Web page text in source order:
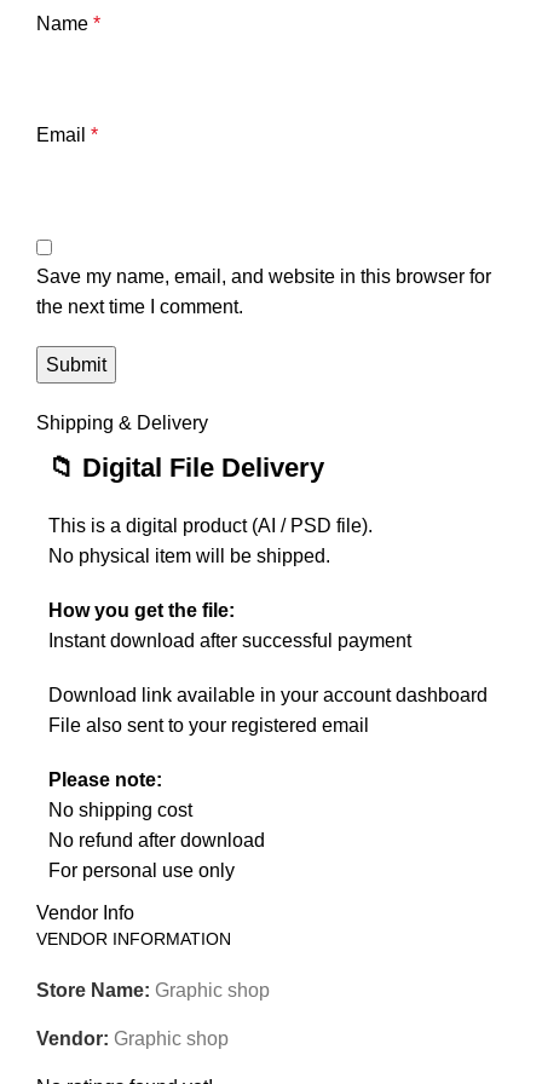
Name *
Email *
Save my name, email, and website in this browser for
the next time I comment.
Shipping & Delivery
📁 Digital File Delivery
This is a digital product (AI / PSD file).
No physical item will be shipped.
How you get the file:
Instant download after successful payment
Download link available in your account dashboard
File also sent to your registered email
Please note:
No shipping cost
No refund after download
For personal use only
Vendor Info
VENDOR INFORMATION
Store Name: Graphic shop
Vendor: Graphic shop